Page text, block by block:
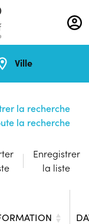
Ville
la recherche
la recherche
Enregistrer
la liste